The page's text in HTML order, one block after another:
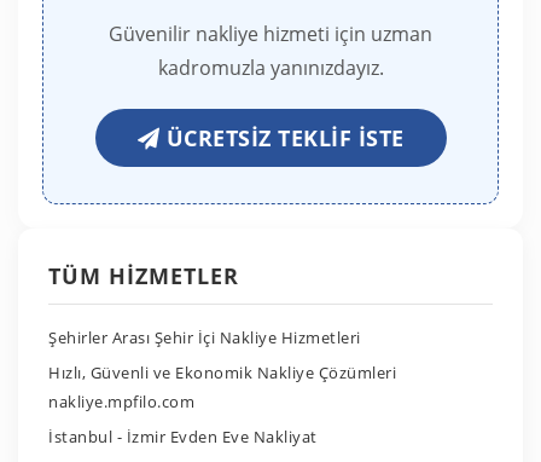
Güvenilir nakliye hizmeti için uzman
kadromuzla yanınızdayız.
ÜCRETSIZ TEKLIF İSTE
TÜM HIZMETLER
Şehirler Arası Şehir İçi Nakliye Hizmetleri
Hızlı, Güvenli ve Ekonomik Nakliye Çözümleri
nakliye.mpfilo.com
İstanbul - İzmir Evden Eve Nakliyat